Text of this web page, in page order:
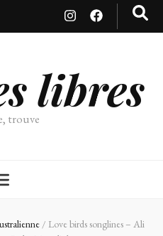
libres
trouve
/ Love birds songlines – Ali